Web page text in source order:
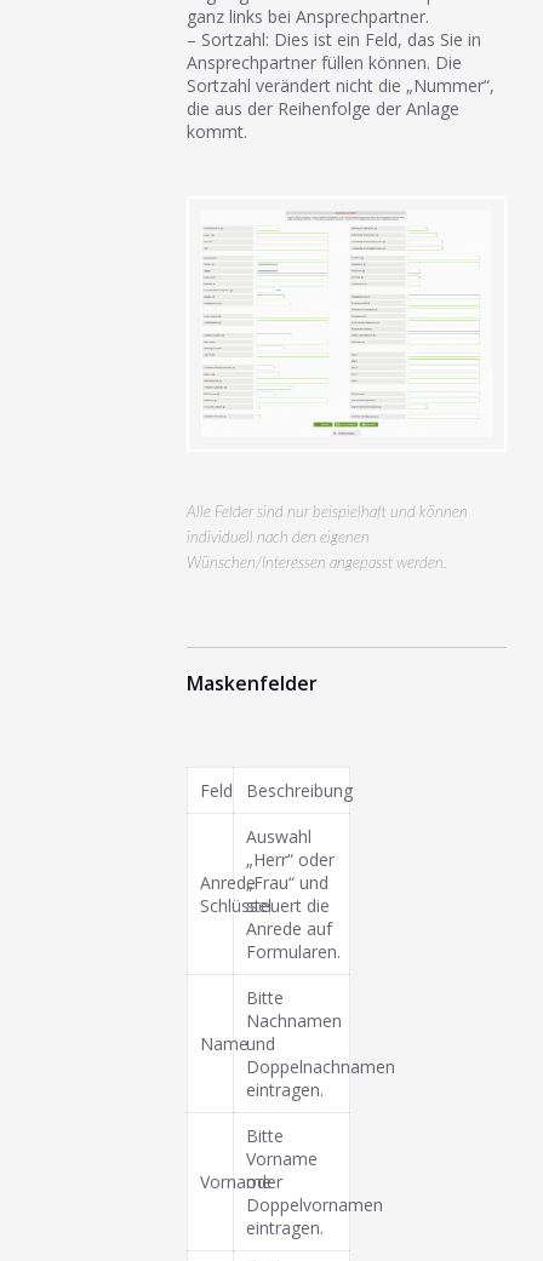
ganz links bei Ansprechpartner.
– Sortzahl: Dies ist ein Feld, das Sie in
Ansprechpartner füllen können. Die
Sortzahl verändert nicht die „Nummer“,
die aus der Reihenfolge der Anlage
kommt.
Alle Felder sind nur beispielhaft und können
individuell nach den eigenen
Wünschen/Interessen angepasst werden.
Maskenfelder
Feld Beschreibung
Anrede
Schlüssel
Auswahl
„Herr“ oder
„Frau“ und
steuert die
Anrede auf
Formularen.
Name
Bitte
Nachnamen
und
Doppelnachnamen
eintragen.
Vorname
Bitte
Vorname
oder
Doppelvornamen
eintragen.